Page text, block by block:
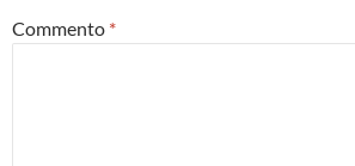
Commento *